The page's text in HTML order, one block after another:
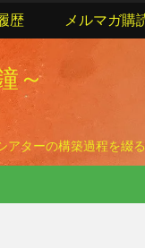
～
ターの構築過程を綴る
歴 メルマガ購